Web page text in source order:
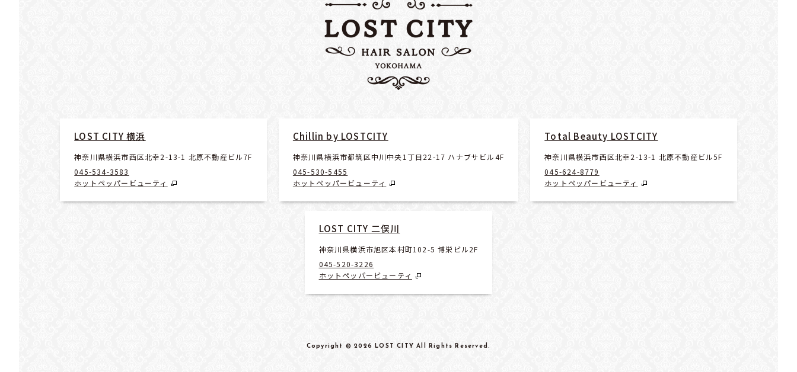
LOST CITY 横浜
神奈川県横浜市西区北幸2-13-1 北原不動産ビル7F
045-534-3583
ホットペッパービューティ
Chillin by LOSTCITY
神奈川県横浜市都筑区中川中央1丁目22-17 ハナブサビル4F
045-530-5455
ホットペッパービューティ
Total Beauty LOSTCITY
神奈川県横浜市西区北幸2-13-1 北原不動産ビル5F
045-624-8779
ホットペッパービューティ
LOST CITY 二俣川
神奈川県横浜市旭区本村町102-5 博栄ビル2F
045-520-3226
ホットペッパービューティ
Copyright © 2026 LOST CITY All Rights Reserved .